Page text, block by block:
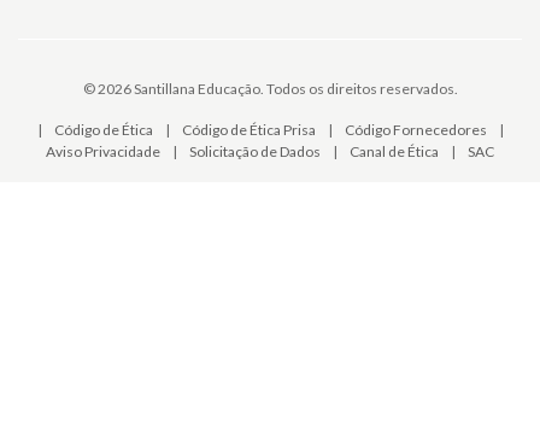
© 2026 Santillana Educação. Todos os direitos reservados.
| Código de Ética | Código de Ética Prisa | Código Fornecedores
|
Aviso Privacidade
| Solicitação de Dados | Canal de Ética | SAC